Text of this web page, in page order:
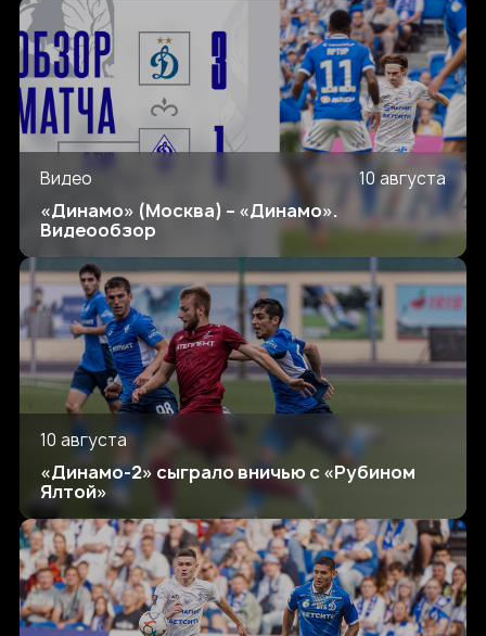
Видео 10 августа
«Динамо» (Москва) – «Динамо».
Видеообзор
10 августа
«Динамо-2» сыграло вничью с «Рубином
Ялтой»